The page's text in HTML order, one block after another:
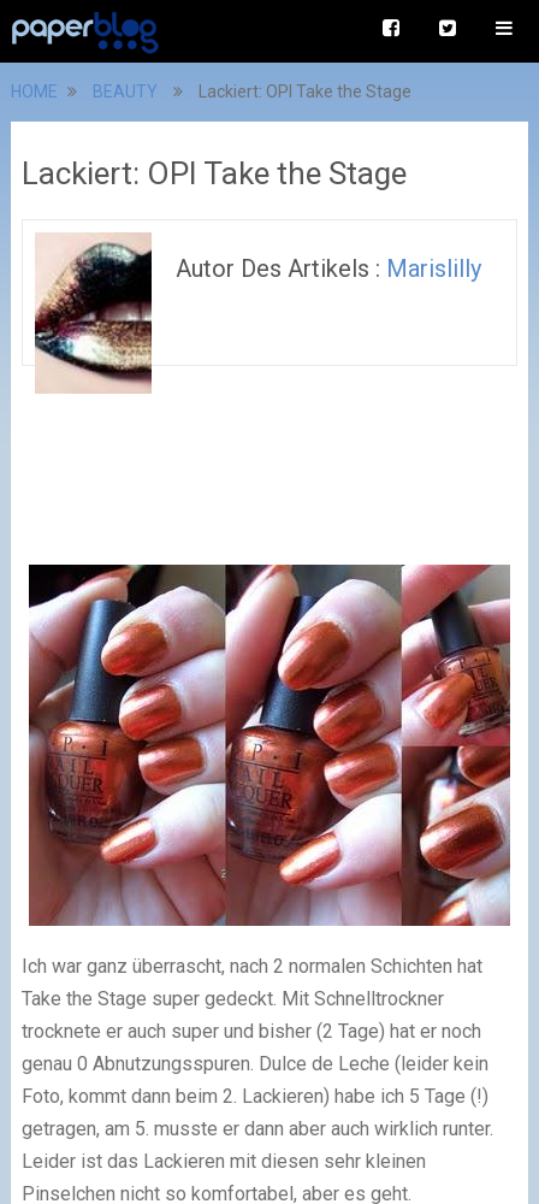
HOME BEAUTY Lackiert: OPI Take the Stage
Lackiert: OPI Take the Stage
Autor Des Artikels : Marislilly
Ich war ganz überrascht, nach 2 normalen Schichten hat
Take the Stage super gedeckt. Mit Schnelltrockner
trocknete er auch super und bisher (2 Tage) hat er noch
genau 0 Abnutzungsspuren. Dulce de Leche (leider kein
Foto, kommt dann beim 2. Lackieren) habe ich 5 Tage (!)
getragen, am 5. musste er dann aber auch wirklich runter.
Leider ist das Lackieren mit diesen sehr kleinen
Pinselchen nicht so komfortabel, aber es geht.